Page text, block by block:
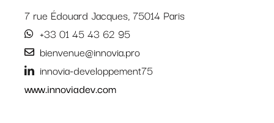
7 rue Édouard Jacques, 75014 Paris
+33 01 45 43 62 95
bienvenue@innovia.pro
innovia-developpement75
www.innoviadev.com